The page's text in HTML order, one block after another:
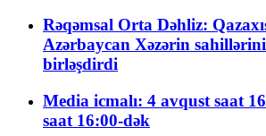
Rəqəmsal Orta Dəhliz:
Azərbaycan Xəzərin
birləşdirdi
Media icmalı: 4 avqust saat
saat 16:00-dək